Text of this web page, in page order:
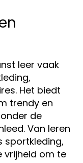
leer vaak
Het biedt
trendy en
de
Van leren
sportkleding,
vrijheid om te